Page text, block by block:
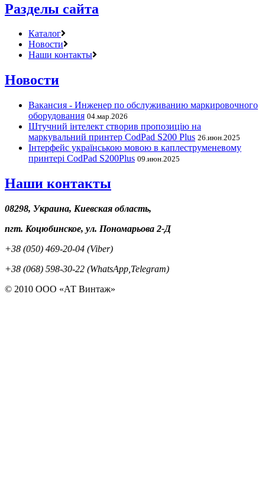
Разделы сайта
Каталог
Новости
Наши контакты
Новости
Вакансия - Инженер по обслуживанию маркировочного
оборудования 04.мар.2026
Штучний інтелект створив пропозицію на
маркувальний принтер CodPad S200 Plus 26.июн.2025
Інтерфейс українською мовою в каплеструменевому
принтері CodPad S200Plus 09.июн.2025
Наши контакты
08298, Украина, Киевская область,
пгт. Коцюбинское, ул. Пономарьова 2-Д
+38 (050) 469-20-04 (Viber)
+38 (068) 598-30-22 (WhatsApp,Telegram)
© 2010 ООО «АТ Винтаж»